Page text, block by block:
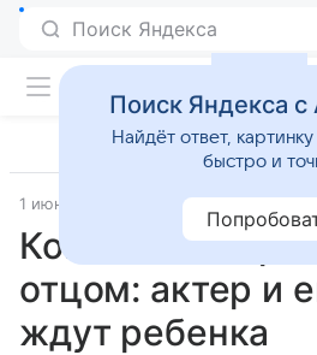
Поиск Яндекса
1 июня 2023 Parents
Константин
отцом: актер и
ждут ребенка
Поиск Яндекса с
Найдёт ответ,
быстро и